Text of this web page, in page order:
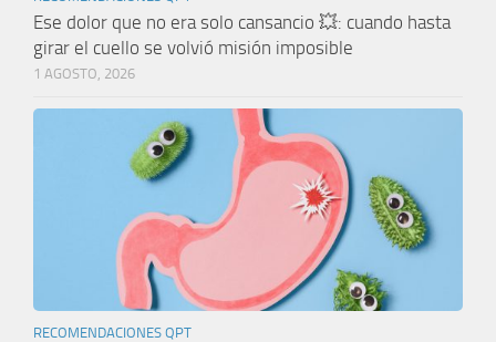
Ese dolor que no era solo cansancio 💥: cuando hasta
girar el cuello se volvió misión imposible
1 AGOSTO, 2026
RECOMENDACIONES QPT